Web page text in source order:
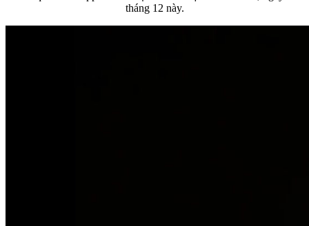
tháng 12 này.